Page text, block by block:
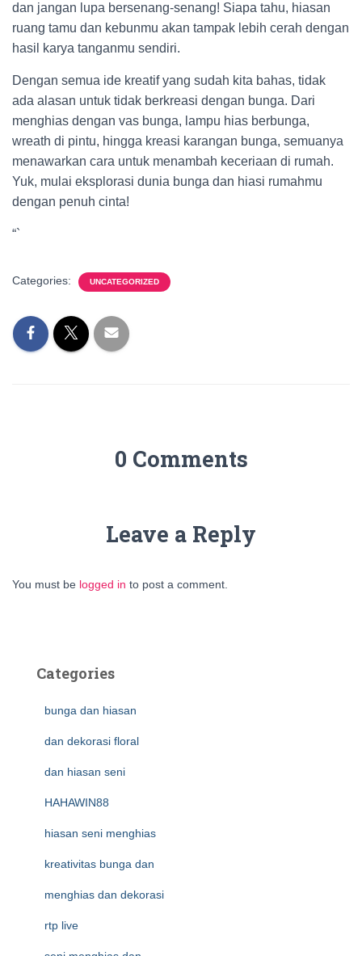
dan jangan lupa bersenang-senang! Siapa tahu, hiasan
ruang tamu dan kebunmu akan tampak lebih cerah dengan
hasil karya tanganmu sendiri.
Dengan semua ide kreatif yang sudah kita bahas, tidak
ada alasan untuk tidak berkreasi dengan bunga. Dari
menghias dengan vas bunga, lampu hias berbunga,
wreath di pintu, hingga kreasi karangan bunga, semuanya
menawarkan cara untuk menambah keceriaan di rumah.
Yuk, mulai eksplorasi dunia bunga dan hiasi rumahmu
dengan penuh cinta!
“`
Categories: UNCATEGORIZED
0 Comments
Leave a Reply
You must be logged in to post a comment.
Categories
bunga dan hiasan
dan dekorasi floral
dan hiasan seni
HAHAWIN88
hiasan seni menghias
kreativitas bunga dan
menghias dan dekorasi
rtp live